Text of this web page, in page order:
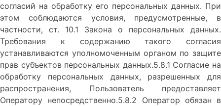
согласий на обработку его персональных данных. При
этом соблюдаются условия, предусмотренные, в
частности, ст. 10.1 Закона о персональных данных.
Требования к содержанию такого согласия
устанавливаются уполномоченным органом по защите
прав субъектов персональных данных.5.8.1 Согласие на
обработку персональных данных, разрешенных для
распространения, Пользователь предоставляет
Оператору непосредственно.5.8.2 Оператор обязан в